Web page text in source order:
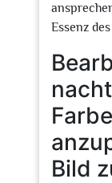
Essenz
Bild